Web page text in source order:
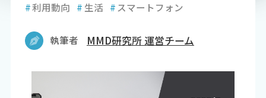
#利用動向 # 生活 # スマートフォン
執筆者 MMD研究所 運営チーム